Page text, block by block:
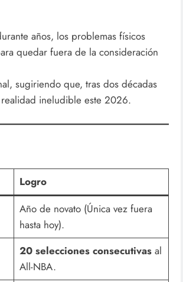
años, los problemas físicos
quedar fuera de la consideración
sugiriendo que, tras dos décadas
ineludible este 2026.
Logro
Año de novato (Única vez fuera
hasta hoy).
20 selecciones consecutivasal
All-NBA.